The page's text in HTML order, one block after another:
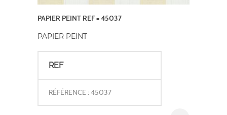
PAPIER PEINT REF = 45037
PAPIER PEINT
REF
RÉFÉRENCE : 45037